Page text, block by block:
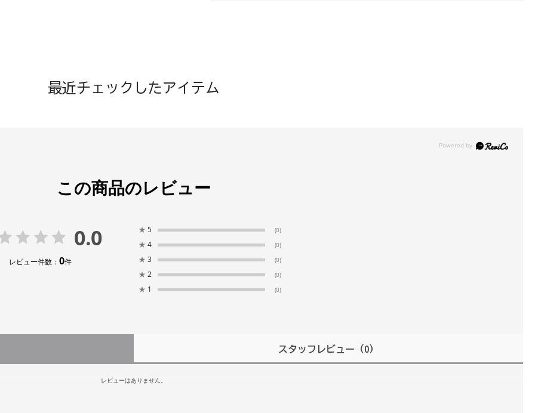
最近チェックしたアイテム
この商品のレビュー
0.0
レビュー件数： 0件
★ 5 (0)
★ 4 (0)
★ 3 (0)
★ 2 (0)
★ 1 (0)
スタッフレビュー （0）
レビューはありません。